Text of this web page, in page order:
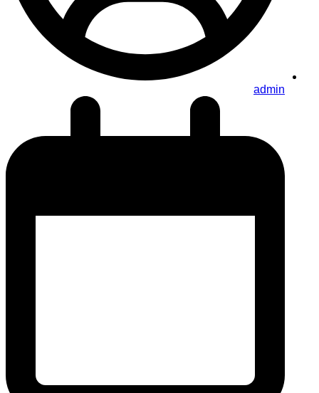
admin